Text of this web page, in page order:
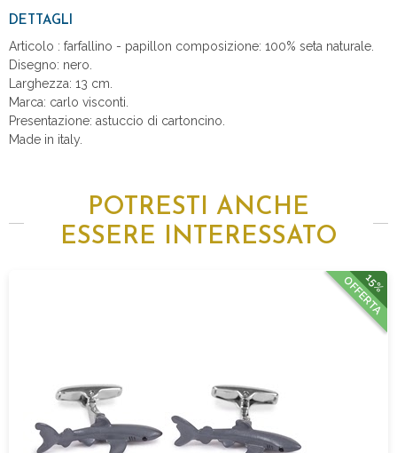
DETTAGLI
Articolo : farfallino - papillon composizione: 100% seta naturale.
Disegno: nero.
Larghezza: 13 cm.
Marca: carlo visconti.
Presentazione: astuccio di cartoncino.
Made in italy.
POTRESTI ANCHE
ESSERE INTERESSATO
15%
OFFERTA